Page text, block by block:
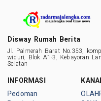
Disway Rumah Berita
Jl. Palmerah Barat No.353,
widuri, Blok A1-3, Kebayoran
Selatan
INFORMASI
Pedoman